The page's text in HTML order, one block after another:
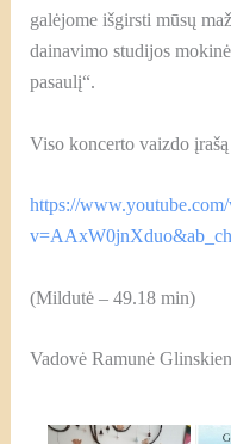
galėjome išgirsti mūsų
dainavimo studijos
pasaulį“.
Viso koncerto vaizdo
https://
(Mildutė – 49.18 min)
Vadovė Ramunė